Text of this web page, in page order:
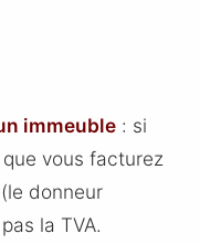
immeuble : si
vous facturez
donneur
la TVA.